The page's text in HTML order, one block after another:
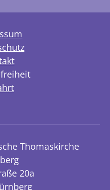
Thomaskirche
20a